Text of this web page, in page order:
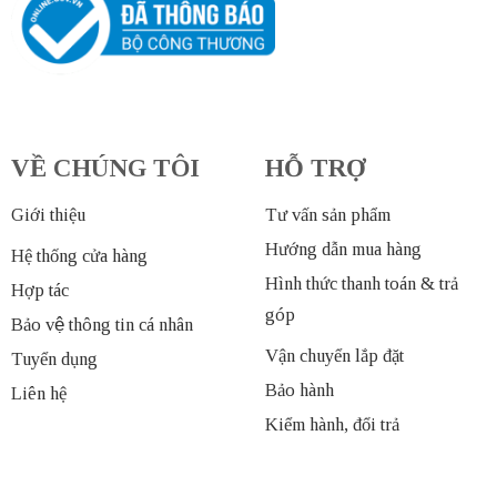
VỀ CHÚNG TÔI
Giới thiệu
Hệ thống cửa hàng
Hợp tác
Bảo vệ thông tin cá nhân
Tuyển dụng
Liên hệ
HỖ TRỢ
Tư vấn sản phẩm
Hướng dẫn mua hàng
Hình thức thanh toán & trả
góp
Vận chuyển lắp đặt
Bảo hành
Kiểm hành, đổi trả